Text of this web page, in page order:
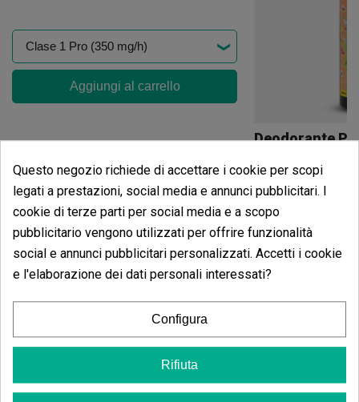
Aggiungi al carrello
4,95 €
5,50 € -10%
5 estrelle
80.00%
Questo negozio richiede di accettare i cookie per scopi
legati a prestazioni, social media e annunci pubblicitari. I
cookie di terze parti per social media e a scopo
pubblicitario vengono utilizzati per offrire funzionalità
social e annunci pubblicitari personalizzati. Accetti i cookie
e l'elaborazione dei dati personali interessati?
Configura
Rifiuta